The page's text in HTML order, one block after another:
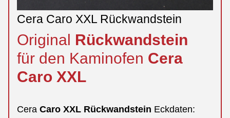
Cera Caro XXL Rückwandstein
Original Rückwandstein
für den Kaminofen Cera
Caro XXL
Cera Caro XXL Rückwandstein Eckdaten: